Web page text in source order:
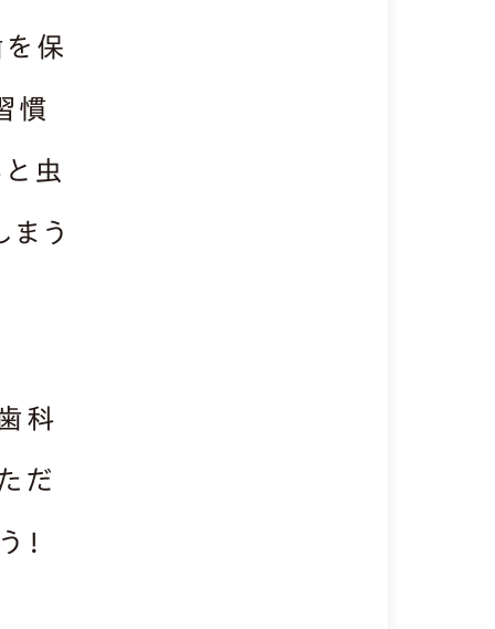
保
慣
虫
う
科
だ
！